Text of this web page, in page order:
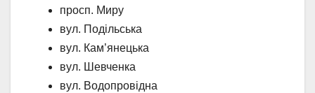
просп. Миру
вул. Подільська
вул. Кам’янецька
вул. Шевченка
вул. Водопровідна